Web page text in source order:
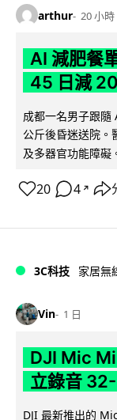
arthur 20 小時
AI 減肥餐
45 日減
成都一名男子跟隨
公斤後昏迷送院。
及多器官功能障礙
20 4 ↗
3C科技 家居無
Vin 1 日
DJI Mic
立錄音
DJI 最新推出的